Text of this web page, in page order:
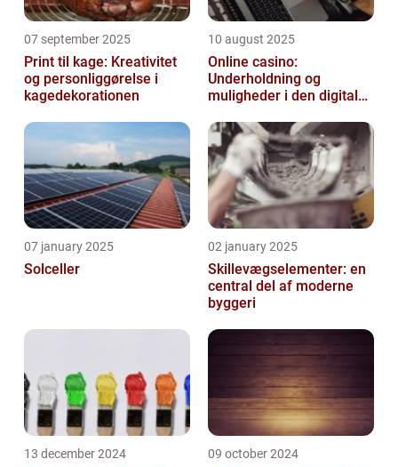
07 september 2025
Print til kage: Kreativitet
og personliggørelse i
kagedekorationen
10 august 2025
Online casino:
Underholdning og
muligheder i den digitale
07 january 2025
Solceller
02 january 2025
Skillevægselementer: en
central del af moderne
byggeri
13 december 2024 09 october 2024